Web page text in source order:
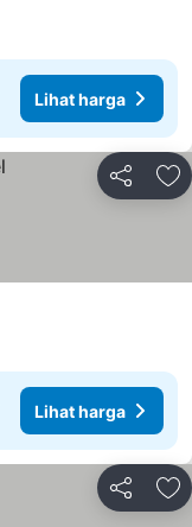
Lihat harga
Bagikan
Lihat harga
Bagikan